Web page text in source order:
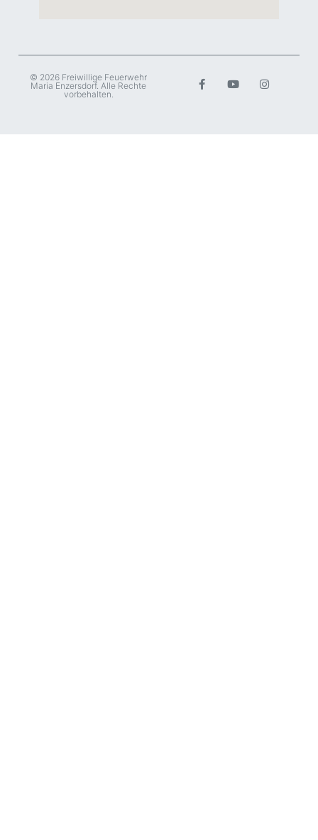
© 2026 Freiwillige Feuerwehr
Maria Enzersdorf. Alle Rechte
vorbehalten.